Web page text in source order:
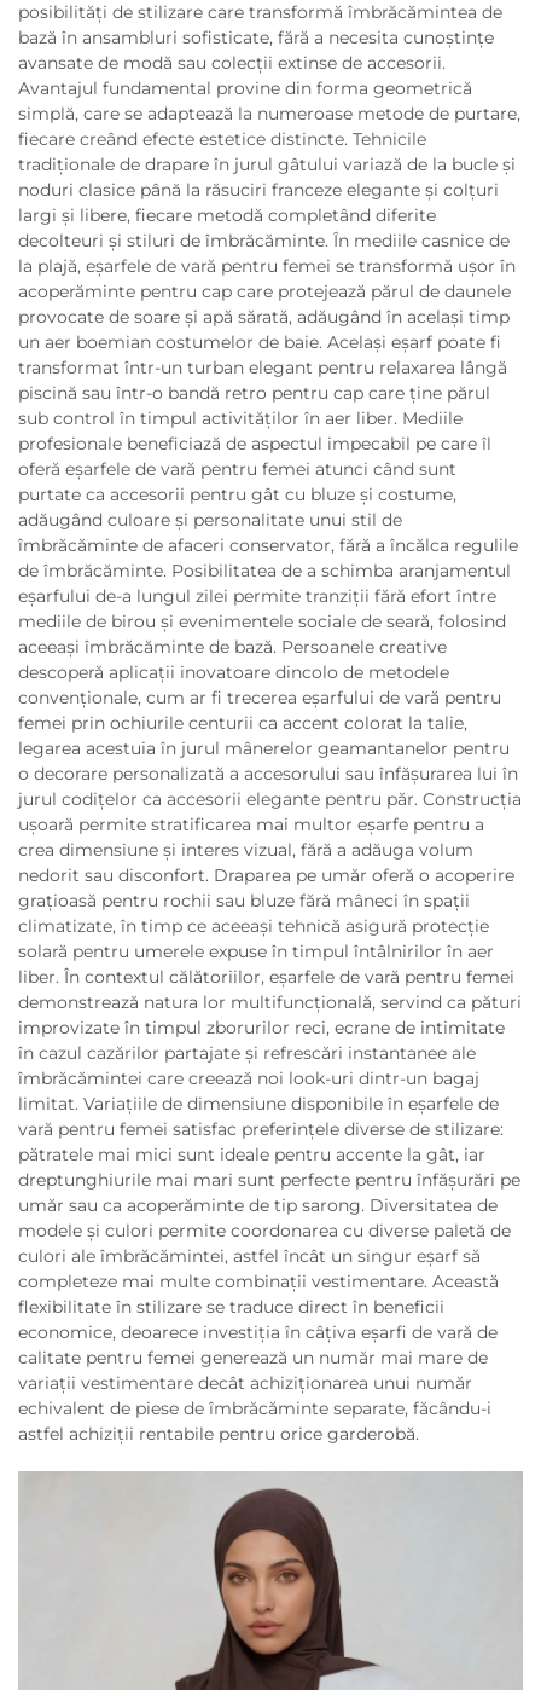
posibilități de stilizare care transformă îmbrăcămintea de
bază în ansambluri sofisticate, fără a necesita cunoștințe
avansate de modă sau colecții extinse de accesorii.
Avantajul fundamental provine din forma geometrică
simplă, care se adaptează la numeroase metode de purtare,
fiecare creând efecte estetice distincte. Tehnicile
tradiționale de drapare în jurul gâtului variază de la bucle și
noduri clasice până la răsuciri franceze elegante și colțuri
largi și libere, fiecare metodă completând diferite
decolteuri și stiluri de îmbrăcăminte. În mediile casnice de
la plajă, eșarfele de vară pentru femei se transformă ușor în
acoperăminte pentru cap care protejează părul de daunele
provocate de soare și apă sărată, adăugând în același timp
un aer boemian costumelor de baie. Același eșarf poate fi
transformat într-un turban elegant pentru relaxarea lângă
piscină sau într-o bandă retro pentru cap care ține părul
sub control în timpul activităților în aer liber. Mediile
profesionale beneficiază de aspectul impecabil pe care îl
oferă eșarfele de vară pentru femei atunci când sunt
purtate ca accesorii pentru gât cu bluze și costume,
adăugând culoare și personalitate unui stil de
îmbrăcăminte de afaceri conservator, fără a încălca regulile
de îmbrăcăminte. Posibilitatea de a schimba aranjamentul
eșarfului de-a lungul zilei permite tranziții fără efort între
mediile de birou și evenimentele sociale de seară, folosind
aceeași îmbrăcăminte de bază. Persoanele creative
descoperă aplicații inovatoare dincolo de metodele
convenționale, cum ar fi trecerea eșarfului de vară pentru
femei prin ochiurile centurii ca accent colorat la talie,
legarea acestuia în jurul mânerelor geamantanelor pentru
o decorare personalizată a accesorului sau înfășurarea lui în
jurul codițelor ca accesorii elegante pentru păr. Construcția
ușoară permite stratificarea mai multor eșarfe pentru a
crea dimensiune și interes vizual, fără a adăuga volum
nedorit sau disconfort. Draparea pe umăr oferă o acoperire
grațioasă pentru rochii sau bluze fără mâneci în spații
climatizate, în timp ce aceeași tehnică asigură protecție
solară pentru umerele expuse în timpul întâlnirilor în aer
liber. În contextul călătoriilor, eșarfele de vară pentru femei
demonstrează natura lor multifuncțională, servind ca pături
improvizate în timpul zborurilor reci, ecrane de intimitate
în cazul cazărilor partajate și refrescări instantanee ale
îmbrăcămintei care creează noi look-uri dintr-un bagaj
limitat. Variațiile de dimensiune disponibile în eșarfele de
vară pentru femei satisfac preferințele diverse de stilizare:
pătratele mai mici sunt ideale pentru accente la gât, iar
dreptunghiurile mai mari sunt perfecte pentru înfășurări pe
umăr sau ca acoperăminte de tip sarong. Diversitatea de
modele și culori permite coordonarea cu diverse paletă de
culori ale îmbrăcămintei, astfel încât un singur eșarf să
completeze mai multe combinații vestimentare. Această
flexibilitate în stilizare se traduce direct în beneficii
economice, deoarece investiția în câțiva eșarfi de vară de
calitate pentru femei generează un număr mai mare de
variații vestimentare decât achiziționarea unui număr
echivalent de piese de îmbrăcăminte separate, făcându-i
astfel achiziții rentabile pentru orice garderobă.